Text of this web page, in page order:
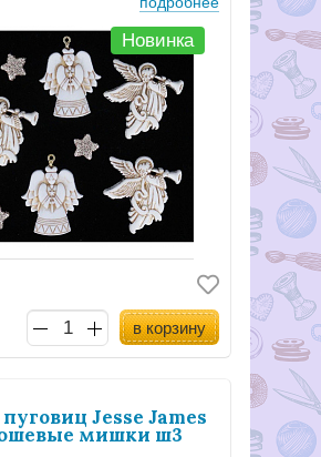
Новинка
в корзину
Jesse James
мишки ш3